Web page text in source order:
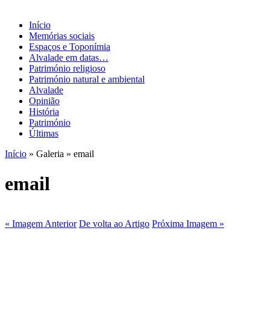
Início
Memórias sociais
Espaços e Toponímia
Alvalade em datas…
Património religioso
Património natural e ambiental
Alvalade
Opinião
História
Património
Últimas
Início » Galeria » email
email
« Imagem Anterior De volta ao Artigo Próxima Imagem »